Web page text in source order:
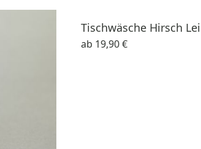
Tischwäsche Hirsch
ab 19,90 €